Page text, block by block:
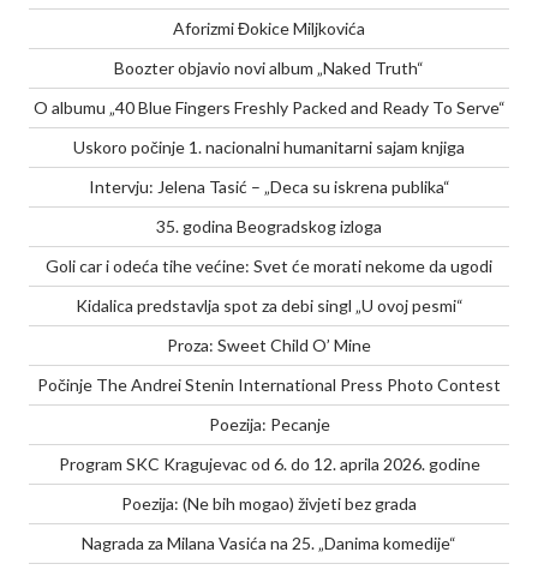
Aforizmi Đokice Miljkovića
Boozter objavio novi album „Naked Truth“
O albumu „40 Blue Fingers Freshly Packed and Ready To Serve“
Uskoro počinje 1. nacionalni humanitarni sajam knjiga
Intervju: Jelena Tasić – „Deca su iskrena publika“
35. godina Beogradskog izloga
Goli car i odeća tihe većine: Svet će morati nekome da ugodi
Kidalica predstavlja spot za debi singl „U ovoj pesmi“
Proza: Sweet Child O’ Mine
Počinje The Andrei Stenin International Press Photo Contest
Poezija: Pecanje
Program SKC Kragujevac od 6. do 12. aprila 2026. godine
Poezija: (Ne bih mogao) živjeti bez grada
Nagrada za Milana Vasića na 25. „Danima komedije“